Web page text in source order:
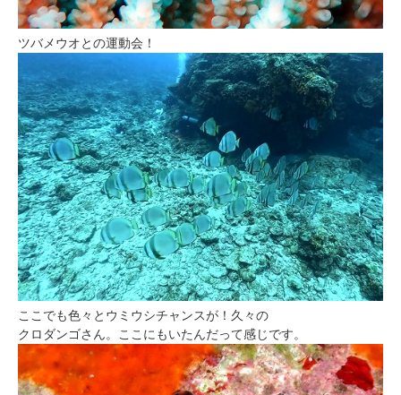
ツバメウオとの運動会！
ここでも色々とウミウシチャンスが！久々の
クロダンゴさん。ここにもいたんだって感じです。